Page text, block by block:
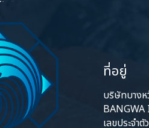
ที่อยู่
บริษัทบางห
BANGWA
เลขประจำ